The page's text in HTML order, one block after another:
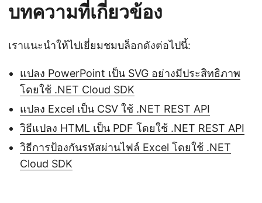
บทความที่เกี่ยวข้อง
เราแนะนำให้ไปเยี่ยมชมบล็อกดังต่อไปนี้:
แปลง PowerPoint เป็น SVG อย่างมีประสิทธิภาพ
โดยใช้ .NET Cloud SDK
แปลง Excel เป็น CSV ใช้ .NET REST API
วิธีแปลง HTML เป็น PDF โดยใช้ .NET REST API
วิธีการป้องกันรหัสผ่านไฟล์ Excel โดยใช้ .NET
Cloud SDK